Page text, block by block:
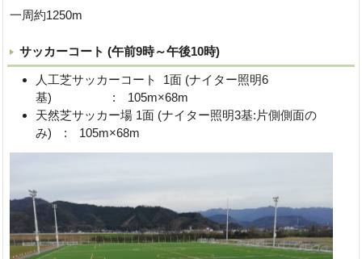
一周約1250m
サッカーコート (午前9時～午後10時)
人工芝サッカーコート 1面 (ナイター照明6
基) : 105m×68m
天然芝サッカー場 1面 (ナイター照明3基:片側側面の
み) : 105m×68m